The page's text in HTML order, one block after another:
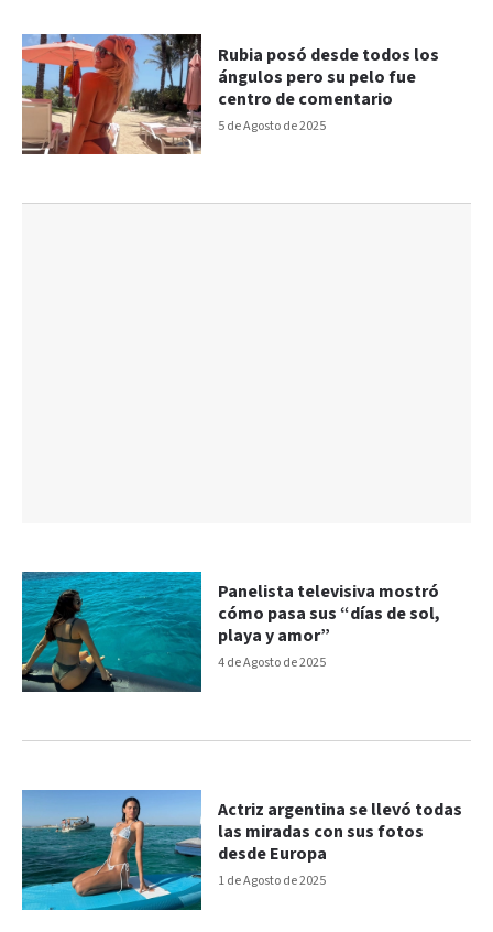
5 de Agosto de 2025
Rubia posó desde todos los
ángulos pero su pelo fue
centro de comentario
4 de Agosto de 2025
Panelista televisiva mostró
cómo pasa sus “días de sol,
playa y amor”
1 de Agosto de 2025
Actriz argentina se llevó todas
las miradas con sus fotos
desde Europa